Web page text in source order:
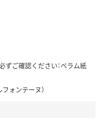
ご確認ください：ベラム紙
ォンテーヌ）